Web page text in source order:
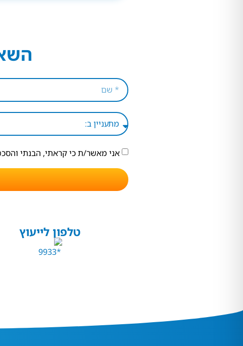
אני מאשר/ת כי קראתי, הבנתי
טלפון לייעוץ